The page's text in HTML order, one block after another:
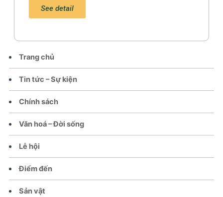
Trang chủ
Tin tức – Sự kiện
Chính sách
Văn hoá – Đời sống
Lễ hội
Điểm đến
Sản vật
See detail